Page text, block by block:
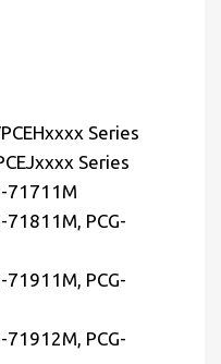
Series
Series
71711M
71811M, PCG-
71911M, PCG-
71912M, PCG-